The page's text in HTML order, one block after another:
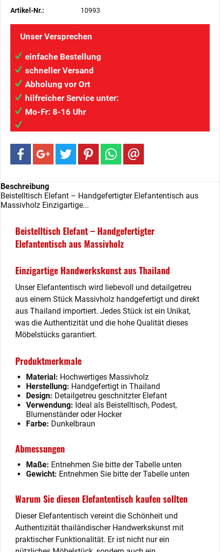
Artikel-Nr.: 10993
Unser Versprechen
einfache Bestellung
schneller Versand
Abholung vor Ort
hilfreicher Service unter:
Mo-Fr: 8-16 Uhr
Beschreibung
Beistelltisch Elefant – Handgefertigter Elefantentisch aus
Massivholz Einzigartige...
Beistelltisch Elefant – Handgefertigter
Elefantentisch aus Massivholz
Einzigartige Handwerkskunst aus Thailand
Unser Elefantentisch wird liebevoll und detailgetreu
aus einem Stück Massivholz handgefertigt und direkt
aus Thailand importiert. Jedes Stück ist ein Unikat,
was die Authentizität und die hohe Qualität dieses
Möbelstücks garantiert.
Produktmerkmale
Material: Hochwertiges Massivholz
Herstellung: Handgefertigt in Thailand
Design: Detailgetreu geschnitzter Elefant
Verwendung: Ideal als Beistelltisch, Podest,
Blumenständer oder Hocker
Farbe: Dunkelbraun
Abmessungen
Maße: Entnehmen Sie bitte der Tabelle unten
Gewicht: Entnehmen Sie bitte der Tabelle unten
Warum Sie diesen Elefantentisch kaufen sollten
Dieser Elefantentisch vereint die Schönheit und
Authentizität thailändischer Handwerkskunst mit
praktischer Funktionalität. Er ist nicht nur ein